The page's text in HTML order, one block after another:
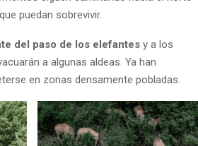
puedan sobrevivir.
del paso de los elefantes y a los
a algunas aldeas. Ya han
en zonas densamente pobladas.